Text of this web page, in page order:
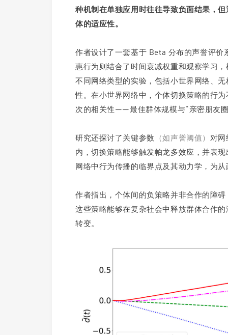
种机制在单独应用时往往导致负面结果，
体的适应性。
作者设计了一套基于 Beta 分布的声誉评
惠行为则结合了时间衰减权重和观察学习
不同网络类型的实验，包括小世界网络、
性。在小世界网络中，个体切换策略的行
次的相关性——最佳群体规模与“亲密朋友
研究还探讨了关键参数 （如声誉阈值） 对
内，切换策略能够触发帕龙多效应，并表
网络中行为传播的临界点及其动力学，为
作者指出，个体间的负策略并非合作的障
这些策略能够在复杂社会中释放群体合作
转变。